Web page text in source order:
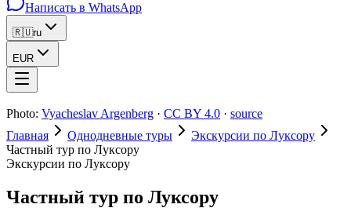
Написать в WhatsApp
🇷🇺ru
EUR
Photo: Vyacheslav Argenberg · CC BY 4.0 · source
Главная
Однодневные туры
Экскурсии по Луксору
Частный тур по Луксору
Экскурсии по Луксору
Частный тур по Луксору